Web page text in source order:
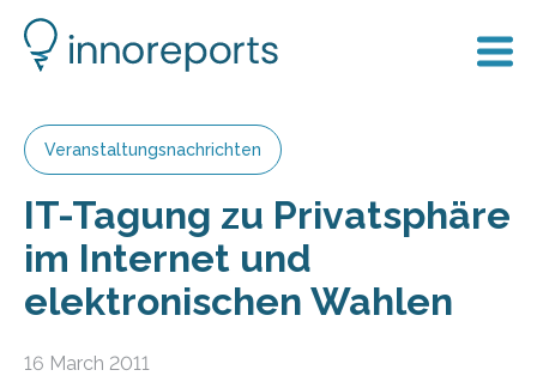
Veranstaltungsnachrichten
IT-Tagung zu Privatsphäre
im Internet und
elektronischen Wahlen
16 March 2011